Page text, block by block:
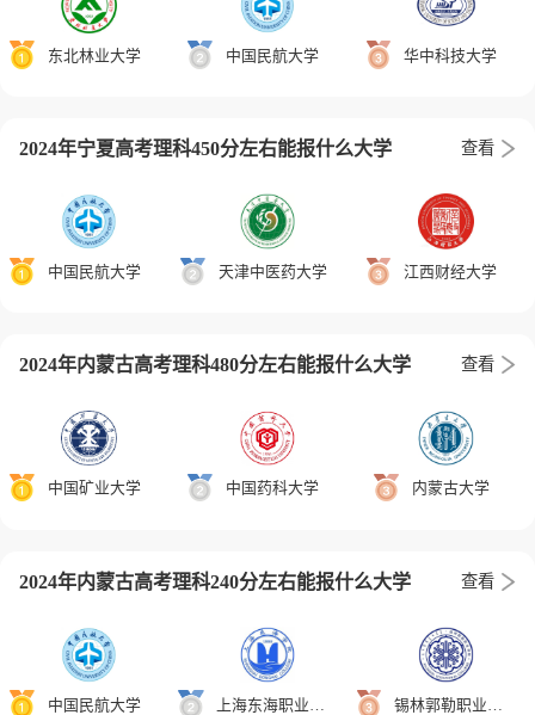
东北林业大学 中国民航大学 华中科技大学
2024年宁夏高考理科450分左右能报什么大学 查看
中国民航大学 天津中医药大学 江西财经大学
2024年内蒙古高考理科480分左右能报什么大学 查看
中国矿业大学 中国药科大学 内蒙古大学
2024年内蒙古高考理科240分左右能报什么大学 查看
中国民航大学 上海东海职业技术学院 锡林郭勒职业学院